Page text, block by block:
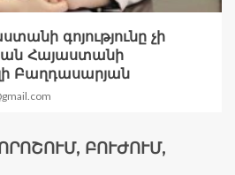
գոյությունը չի
Հայաստանի
Բաղդասարյան
ԲՈՒԺՈՒՄ,